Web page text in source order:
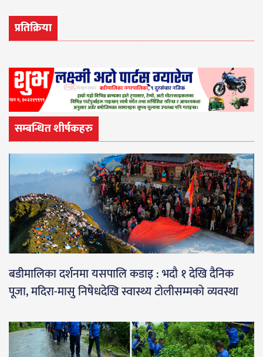
प्रतिक्रिया
सम्बन्धित शीर्षकहरु
बडीमालिका दर्शनमा यसपालि कडाइ : भदौ १ देखि दैनिक
पूजा, मदिरा-मासु निषेधदेखि स्वास्थ्य टोलीसम्मको व्यवस्था